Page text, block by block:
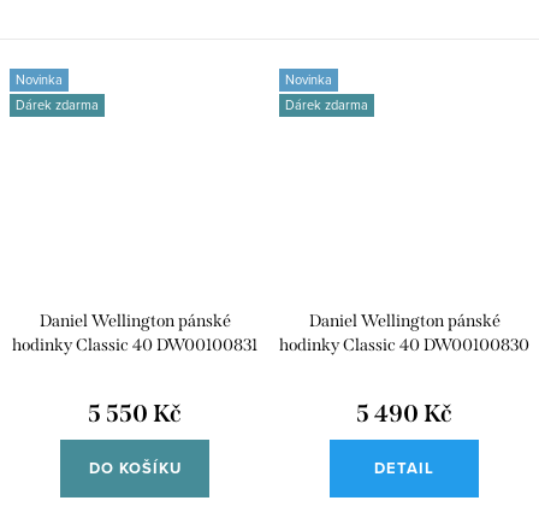
Novinka
Dárek zdarma
Daniel Wellington pánské
hodinky Classic 40 DW00100831
5 550 Kč
DO KOŠÍKU
Novinka
Dárek zdarma
Daniel Wellington pánské
hodinky Classic 40 DW00100830
5 490 Kč
DETAIL